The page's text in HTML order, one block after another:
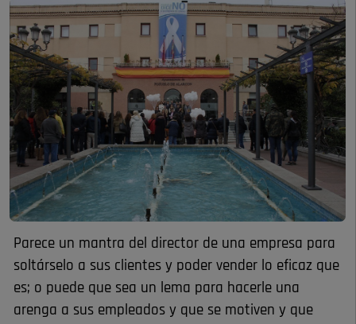
Parece un mantra del director de una empresa para
soltárselo a sus clientes y poder vender lo eficaz que
es; o puede que sea un lema para hacerle una
arenga a sus empleados y que se motiven y que